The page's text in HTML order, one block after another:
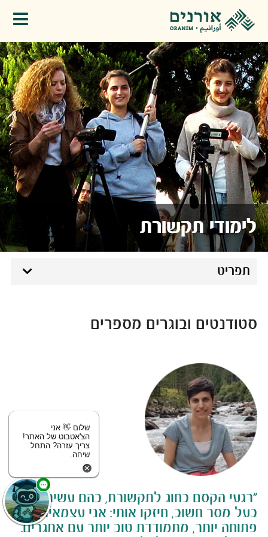
לימודי תקשורת
תפריט
סטודנטים ובוגרים מספרים
"רגעי הקסם בחוג לתקשורת, בהם עשיתי סרט
בעל מסר חשוב, חיזקו אותי: אני עצמאית יותר,
פתוחה יותר, מתמודדת טוב יותר עם אתגרים.
שלום 👋 אני
הצ'אטבוט של האתר!
צריך עזרה? התחל
שיחה.